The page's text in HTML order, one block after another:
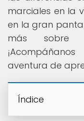
marciales en la
en la gran
más sobre
aventura de
Índice